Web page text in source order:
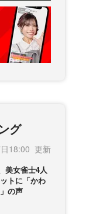
グ
18:00
美女雀士4人
トに「かわ
の声